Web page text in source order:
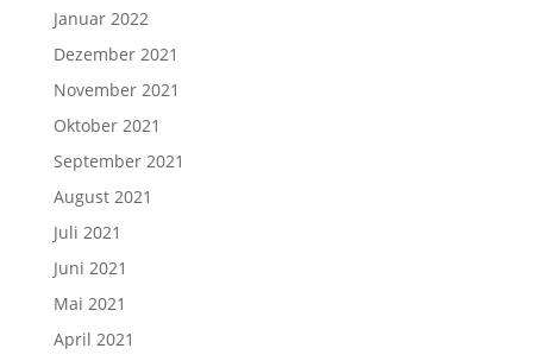
Januar 2022
Dezember 2021
November 2021
Oktober 2021
September 2021
August 2021
Juli 2021
Juni 2021
Mai 2021
April 2021